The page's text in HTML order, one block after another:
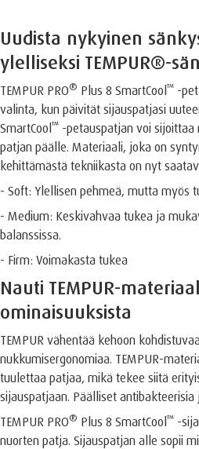
Uudista nykyinen
ylelliseksi TEMPUR®️-
TEMPUR PRO®️ Plus 8 SmartCool™️ -
valinta, kun päivität sijauspatjasi
SmartCool™️ -petauspatjan voi
patjan päälle. Materiaali, joka on
kehittämästä tekniikasta on nyt
- Soft: Ylellisen pehmeä, mutta myös
- Medium: Keskivahvaa tukea ja
balanssissa.
- Firm: Voimakasta tukea
Nauti TEMPUR-
ominaisuuksista
TEMPUR vähentää kehoon
nukkumisergonomiaa. TEMPUR-
tuulettaa patjaa, mikä tekee siitä
sijauspatjaan. Päälliset
TEMPUR PRO®️ Plus 8 SmartCool™️ -
nuorten patja. Sijauspatjan alle sopii